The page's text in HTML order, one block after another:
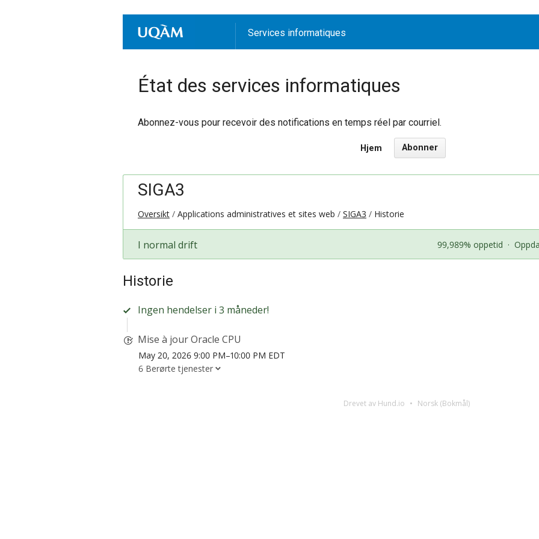
Services informatiques
État des services informatiques
Abonnez-vous pour recevoir des notifications en temps réel par courriel.
Hjem Abonner
SIGA3
Oversikt Applications administratives et sites web SIGA3 Historie
I normal drift 99,989% oppetid ·
Historie
Ingen hendelser i 3 måneder!
Mise à jour Oracle CPU
May 20, 2026 9:00 PM–10:00 PM EDT
6 Berørte tjenester
Drevet av Hund.io Norsk (Bokmål)